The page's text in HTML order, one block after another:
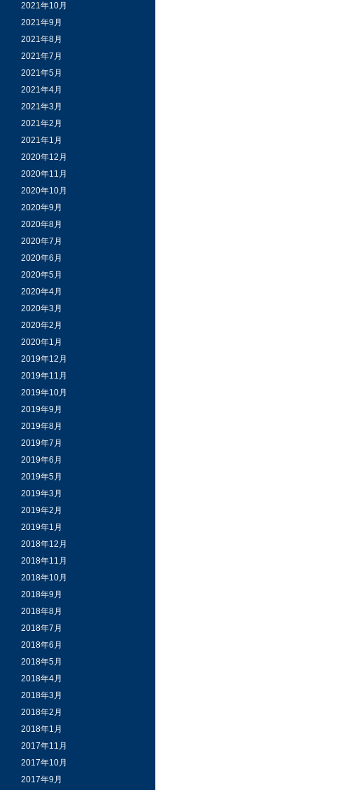
2021年10月
2021年9月
2021年8月
2021年7月
2021年5月
2021年4月
2021年3月
2021年2月
2021年1月
2020年12月
2020年11月
2020年10月
2020年9月
2020年8月
2020年7月
2020年6月
2020年5月
2020年4月
2020年3月
2020年2月
2020年1月
2019年12月
2019年11月
2019年10月
2019年9月
2019年8月
2019年7月
2019年6月
2019年5月
2019年3月
2019年2月
2019年1月
2018年12月
2018年11月
2018年10月
2018年9月
2018年8月
2018年7月
2018年6月
2018年5月
2018年4月
2018年3月
2018年2月
2018年1月
2017年11月
2017年10月
2017年9月